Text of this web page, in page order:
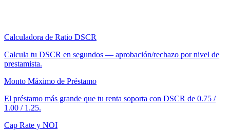
Calculadora de Ratio DSCR
Calcula tu DSCR en segundos — aprobación/rechazo por nivel de
prestamista.
Monto Máximo de Préstamo
El préstamo más grande que tu renta soporta con DSCR de 0.75 /
1.00 / 1.25.
Cap Rate y NOI